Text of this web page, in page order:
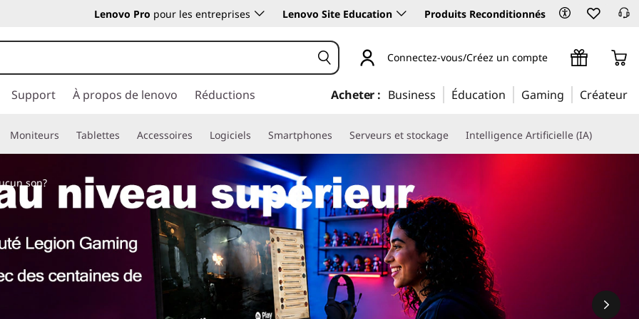
Lenovo Pro pour les entreprises Lenovo Site Education Produits Reconditionnés
Connectez-vous/Créez un compte
Support À propos de lenovo Réductions Acheter : Business Éducation Gaming Créateur
Moniteurs Tablettes Accessoires Logiciels Smartphones Serveurs et stockage Intelligence Artificielle (IA)
son?